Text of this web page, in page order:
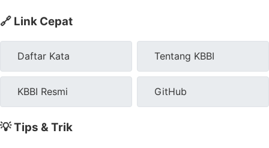
🔗 Link Cepat
Daftar Kata Tentang KBBI
KBBI Resmi GitHub
💡 Tips & Trik